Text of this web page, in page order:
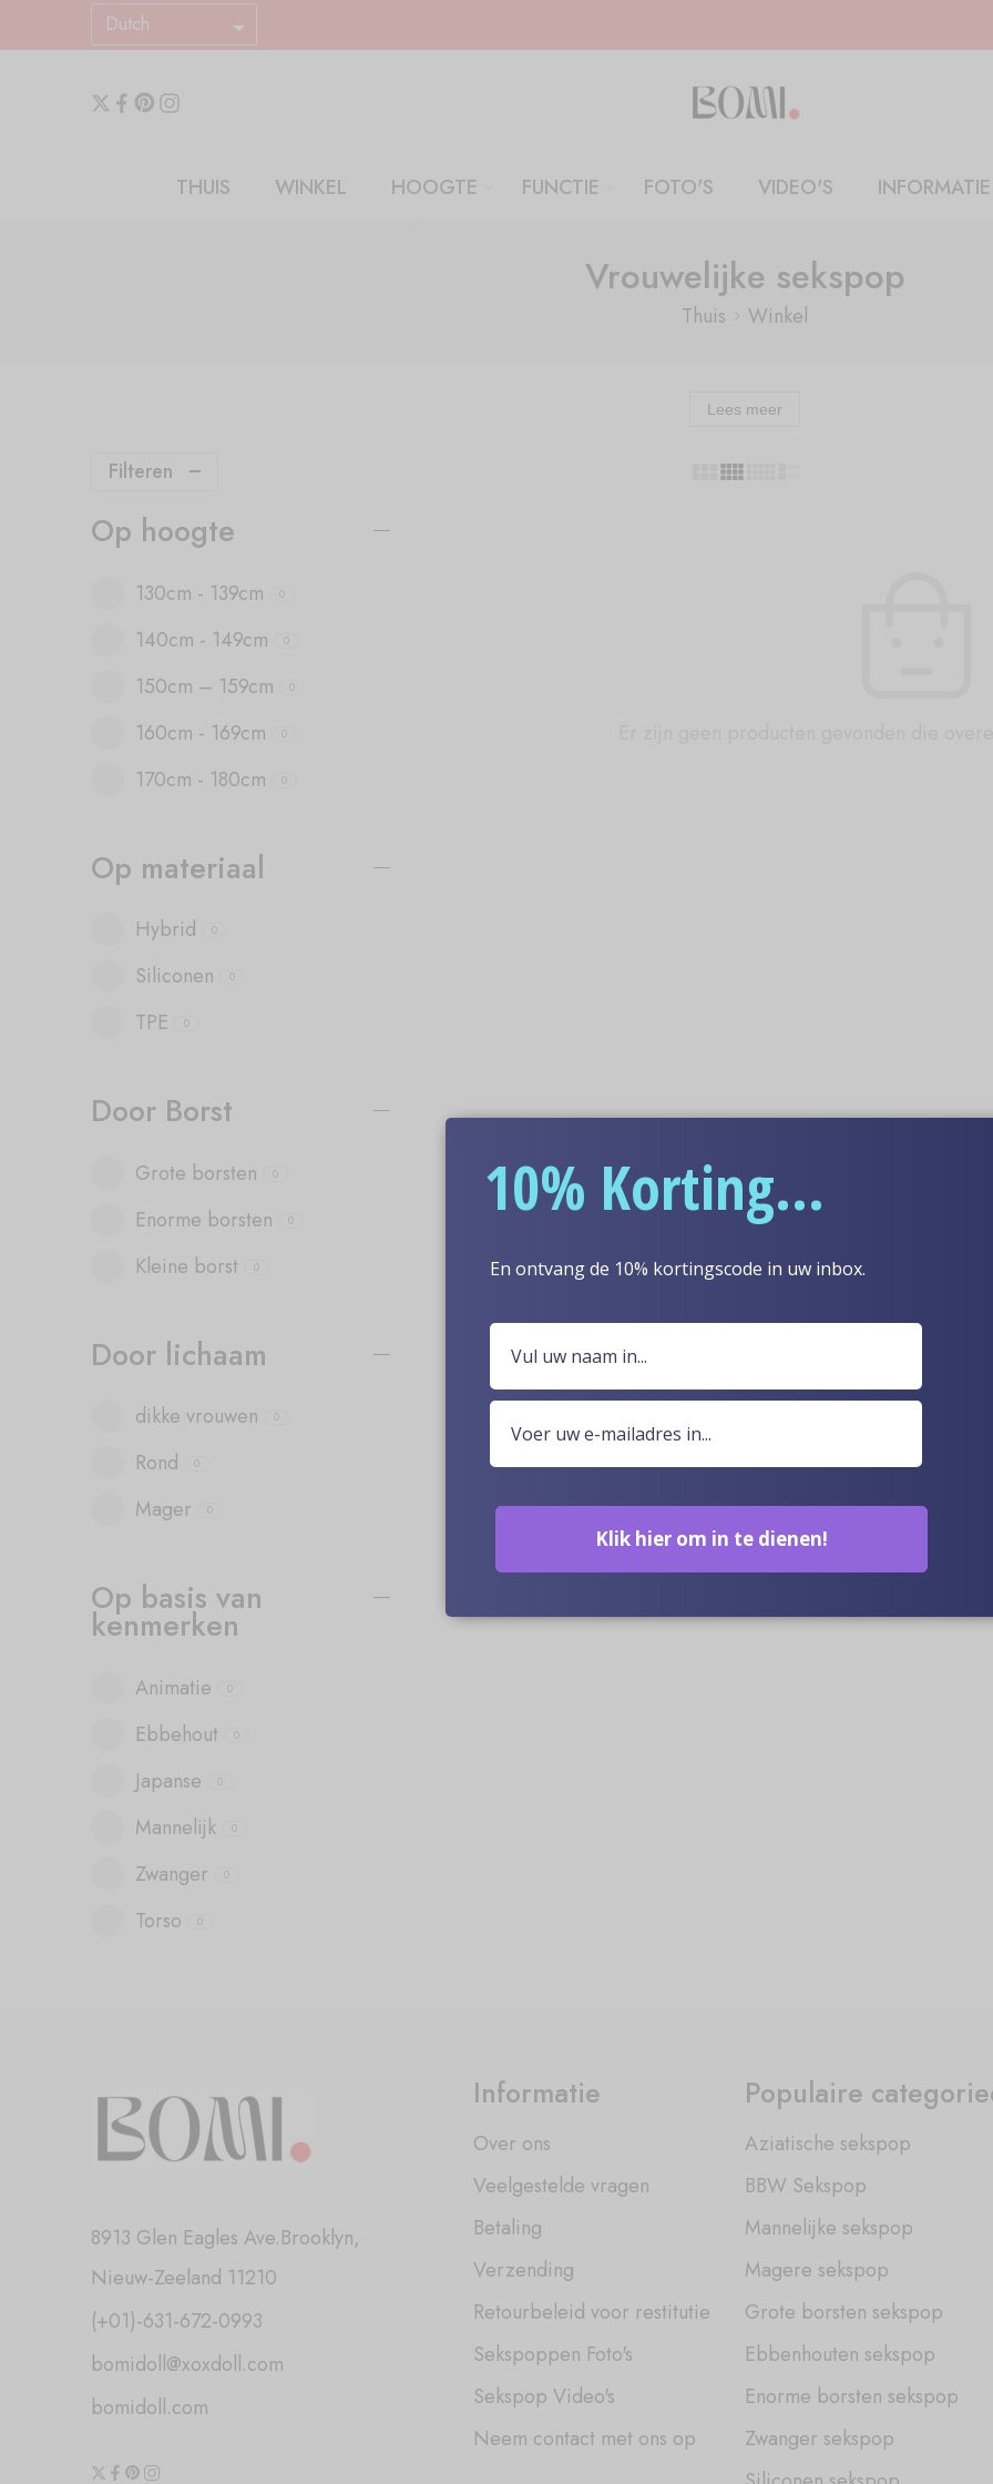
Dutch
THUIS WINKEL HOOGTE FUNCTIE FOTO'S VIDEO'S INFORMATIE
Vrouwelijke sekspop
Thuis Winkel
Lees meer
Filteren
Op hoogte
130cm - 139cm 0
140cm - 149cm 0
150cm – 159cm 0
160cm - 169cm 0
170cm - 180cm 0
Op materiaal
Hybrid 0
Siliconen 0
TPE 0
Door Borst
Grote borsten 0
Enorme borsten 0
Kleine borst 0
Door lichaam
dikke vrouwen 0
Rond 0
Mager 0
Op basis van
kenmerken
Animatie 0
Ebbehout 0
Japanse 0
Mannelijk 0
Zwanger 0
Torso 0
8913 Glen Eagles Ave.Brooklyn,
Nieuw-Zeeland 11210
(+01)-631-672-0993
bomidoll@xoxdoll.com
bomidoll.com
Informatie
Over ons
Veelgestelde vragen
Betaling
Verzending
Retourbeleid voor restitutie
Sekspoppen Foto's
Sekspop Video's
Neem contact met ons op
Populaire
Aziatische sekspop
BBW Sekspop
Mannelijke sekspop
Magere sekspop
Grote borsten sekspop
Ebbenhouten sekspop
Enorme borsten sekspop
Zwanger sekspop
10% Korting...
En ontvang de 10% kortingscode in uw inbox.
Klik hier om in te dienen!